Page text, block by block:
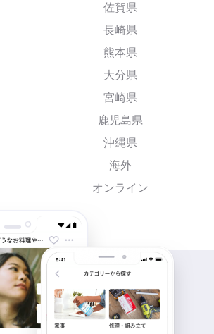
佐賀県
長崎県
熊本県
大分県
宮崎県
鹿児島県
沖縄県
海外
オンライン